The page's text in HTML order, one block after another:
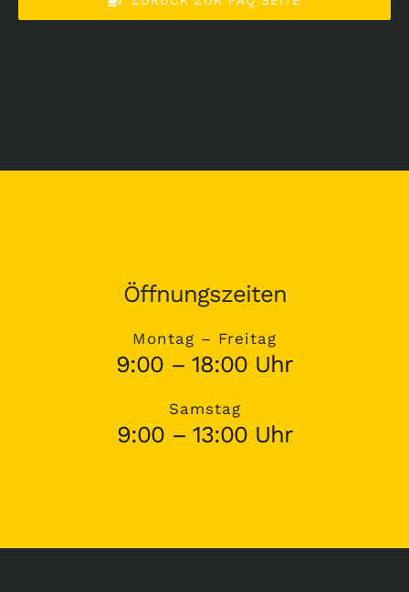
Öffnungszeiten
Montag – Freitag
9:00 – 18:00 Uhr
Samstag
9:00 – 13:00 Uhr